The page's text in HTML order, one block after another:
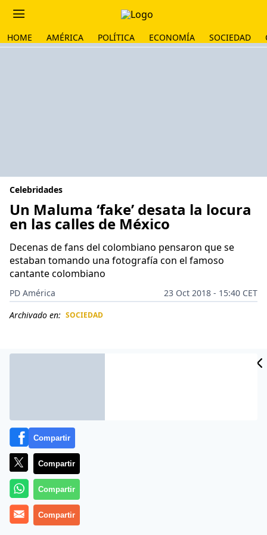
HOME AMÉRICA POLÍTICA ECONOMÍA SOCIEDAD
Celebridades
Un Maluma ‘fake’ desata la locura
en las calles de México
Decenas de fans del colombiano pensaron que se
estaban tomando una fotografía con el famoso
cantante colombiano
PD América
23 Oct 2018 - 15:40 CET
Archivado en: SOCIEDAD
El youtuberJuan Bertheauque
ciudad dePuebla
Compartir
Compartir
Compartir
Compartir